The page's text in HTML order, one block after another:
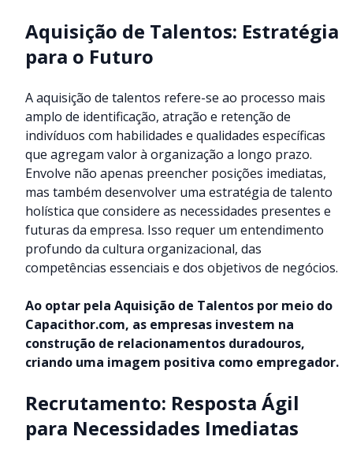
Aquisição de Talentos: Estratégia
para o Futuro
A aquisição de talentos refere-se ao processo mais
amplo de identificação, atração e retenção de
indivíduos com habilidades e qualidades específicas
que agregam valor à organização a longo prazo.
Envolve não apenas preencher posições imediatas,
mas também desenvolver uma estratégia de talento
holística que considere as necessidades presentes e
futuras da empresa. Isso requer um entendimento
profundo da cultura organizacional, das
competências essenciais e dos objetivos de negócios.
Ao optar pela Aquisição de Talentos por meio do
Capacithor.com, as empresas investem na
construção de relacionamentos duradouros,
criando uma imagem positiva como empregador.
Recrutamento: Resposta Ágil
para Necessidades Imediatas